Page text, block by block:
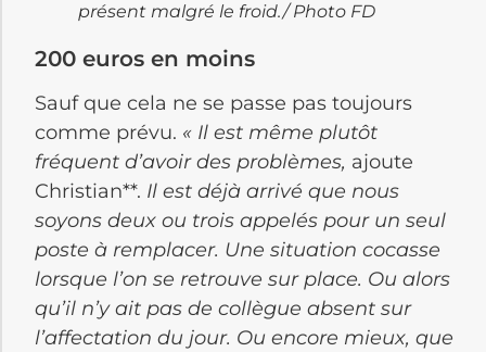
présent malgré le froid./ Photo FD
200 euros en moins
Sauf que cela ne se passe pas toujours
comme prévu. « Il est même plutôt
fréquent d’avoir des problèmes, ajoute
Christian**. Il est déjà arrivé que nous
soyons deux ou trois appelés pour un seul
poste à remplacer. Une situation cocasse
lorsque l’on se retrouve sur place. Ou alors
qu’il n’y ait pas de collègue absent sur
l’affectation du jour. Ou encore mieux, que